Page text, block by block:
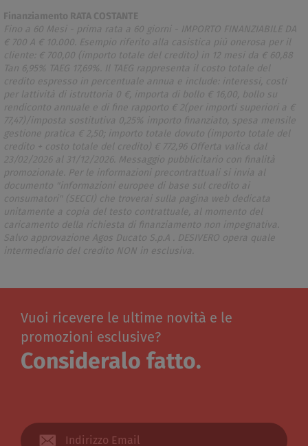
Finanziamento RATA COSTANTE
Fino a 60 Mesi - prima rata a 60 giorni - IMPORTO FINANZIABILE DA
€ 700 A € 10.000. Esempio riferito alla casistica più onerosa per il
cliente: € 700,00 (importo totale del credito) in 12 mesi da € 60,88
Tan 6,95% TAEG 17,69%. Il TAEG rappresenta il costo totale del
credito espresso in percentuale annua e include: interessi, costi
per lattività di istruttoria 0 €, importa di bollo € 16,00, bollo su
rendiconto annuale e di fine rapporto € 2(per importi superiori a €
77,47)/imposta sostitutiva 0,25% importo finanziato, spesa mensile
gestione pratica € 2,50; importo totale dovuto (importo totale del
credito + costo totale del credito) € 772,96 Offerta valica dal
23/02/2026 al 31/12/2026. Messaggio pubblicitario con finalità
promozionale. Per le informazioni precontrattuali si invia al
documento "informazioni europee di base sul credito ai
consumatori" (SECCI) che troverai sulla pagina web dedicata
unitamente a copia del testo contrattuale, al momento del
caricamento della richiesta di finanziamento non impegnativa.
Salvo approvazione Agos Ducato S.p.A . DESIVERO opera quale
intermediario del credito NON in esclusiva.
Vuoi ricevere le ultime novità e le
promozioni esclusive?
Consideralo fatto.